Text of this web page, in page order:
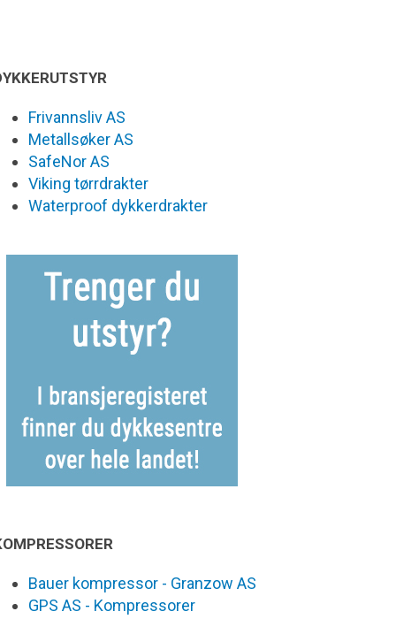
Frivannsliv AS
Metallsøker AS
SafeNor AS
Viking tørrdrakter
Waterproof dykkerdrakter
Bauer kompressor - Granzow AS
GPS AS - Kompressorer